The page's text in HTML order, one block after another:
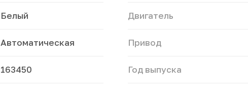
Белый Двигатель
Автоматическая Привод
163450 Год выпуска